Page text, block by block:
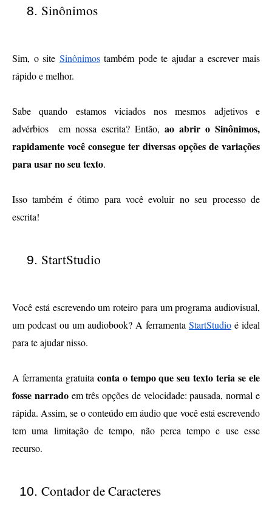
Sinônimos
Sim, o site Sinônimos também pode te ajudar a escrever mais
rápido e melhor.
Sabe quando estamos viciados nos mesmos adjetivos e
advérbios  em nossa escrita? Então, ao abrir o Sinônimos,
rapidamente você consegue ter diversas opções de variações
para usar no seu texto.
Isso também é ótimo para você evoluir no seu processo de
escrita!
StartStudio
Você está escrevendo um roteiro para um programa audiovisual,
um podcast ou um audiobook? A ferramenta StartStudio é ideal
para te ajudar nisso.
A ferramenta gratuita conta o tempo que seu texto teria se ele
fosse narrado em três opções de velocidade: pausada, normal e
rápida. Assim, se o conteúdo em áudio que você está escrevendo
tem uma limitação de tempo, não perca tempo e use esse
recurso.
Contador de Caracteres